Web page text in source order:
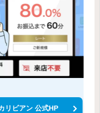
リビアン 公式HP